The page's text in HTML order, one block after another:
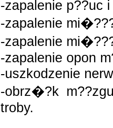
-zapalenie p??uc
-zapalenie
-zapalenie
-zapalenie opon
-uszkodzenie
-obrz�?k
troby.